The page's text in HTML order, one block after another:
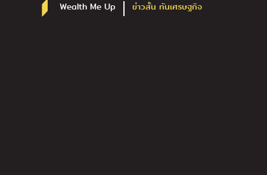
Wealth Me Up ข่าวสั้น ทันเศรษฐกิจ